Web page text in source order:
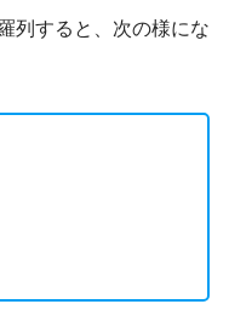
列すると、次の様にな